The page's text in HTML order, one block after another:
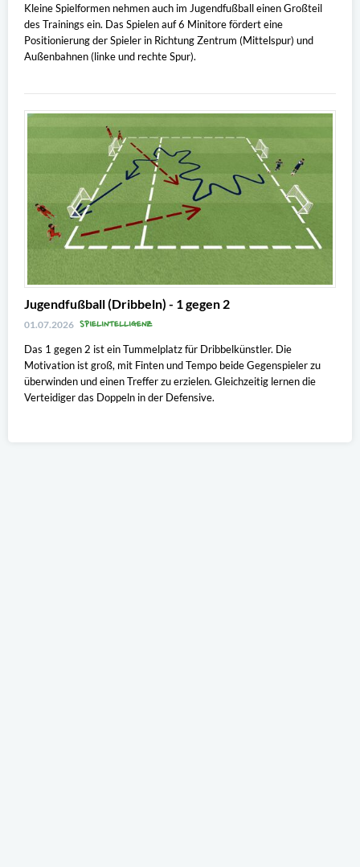
Kleine Spielformen nehmen auch im Jugendfußball einen Großteil
des Trainings ein. Das Spielen auf 6 Minitore fördert eine
Positionierung der Spieler in Richtung Zentrum (Mittelspur) und
Außenbahnen (linke und rechte Spur).
Jugendfußball (Dribbeln) - 1 gegen 2
01.07.2026 SPIELINTELLIGENZ
Das 1 gegen 2 ist ein Tummelplatz für Dribbelkünstler. Die
Motivation ist groß, mit Finten und Tempo beide Gegenspieler zu
überwinden und einen Treffer zu erzielen. Gleichzeitig lernen die
Verteidiger das Doppeln in der Defensive.